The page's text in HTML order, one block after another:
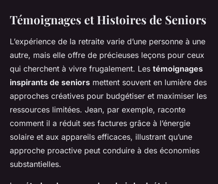
Témoignages et Histoires de Seniors
L’expérience de la retraite varie d’une personne à une
autre, mais elle offre de précieuses leçons pour ceux
qui cherchent à vivre frugalement. Les témoignages
inspirants de seniors mettent souvent en lumière des
approches créatives pour budgétiser et maximiser les
ressources limitées. Jean, par exemple, raconte
comment il a réduit ses factures grâce à l’énergie
solaire et aux appareils efficaces, illustrant qu’une
approche proactive peut conduire à des économies
substantielles.